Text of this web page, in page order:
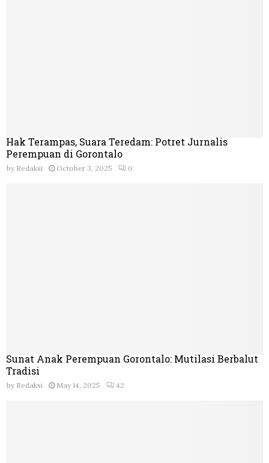
Hak Terampas, Suara Teredam: Potret Jurnalis
Perempuan di Gorontalo
by Redaksi October 3, 2025 0
Sunat Anak Perempuan Gorontalo: Mutilasi Berbalut
Tradisi
by Redaksi May 14, 2025 42